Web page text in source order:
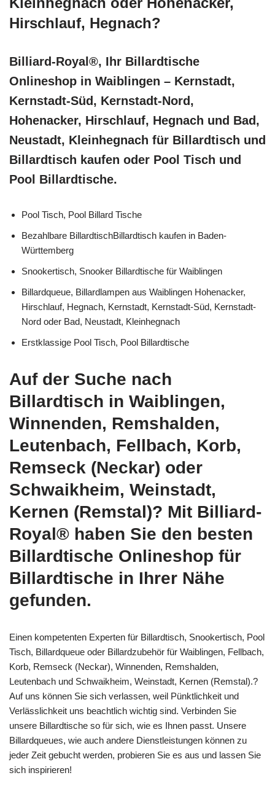
Hirschlauf, Hegnach?
Billiard-Royal®, Ihr Billardtische
Onlineshop in Waiblingen – Kernstadt,
Kernstadt-Süd, Kernstadt-Nord,
Hohenacker, Hirschlauf, Hegnach und Bad,
Neustadt, Kleinhegnach für Billardtisch und
Billardtisch kaufen oder Pool Tisch und
Pool Billardtische.
Pool Tisch, Pool Billard Tische
Bezahlbare BillardtischBillardtisch kaufen in Baden-
Württemberg
Snookertisch, Snooker Billardtische für Waiblingen
Billardqueue, Billardlampen aus Waiblingen Hohenacker,
Hirschlauf, Hegnach, Kernstadt, Kernstadt-Süd, Kernstadt-
Nord oder Bad, Neustadt, Kleinhegnach
Erstklassige Pool Tisch, Pool Billardtische
Auf der Suche nach
Billardtisch in Waiblingen,
Winnenden, Remshalden,
Leutenbach, Fellbach, Korb,
Remseck (Neckar) oder
Schwaikheim, Weinstadt,
Kernen (Remstal)? Mit Billiard-
Royal® haben Sie den besten
Billardtische Onlineshop für
Billardtische in Ihrer Nähe
gefunden.
Einen kompetenten Experten für Billardtisch, Snookertisch, Pool
Tisch, Billardqueue oder Billardzubehör für Waiblingen, Fellbach,
Korb, Remseck (Neckar), Winnenden, Remshalden,
Leutenbach und Schwaikheim, Weinstadt, Kernen (Remstal).?
Auf uns können Sie sich verlassen, weil Pünktlichkeit und
Verlässlichkeit uns beachtlich wichtig sind. Verbinden Sie
unsere Billardtische so für sich, wie es Ihnen passt. Unsere
Billardqueues, wie auch andere Dienstleistungen können zu
jeder Zeit gebucht werden, probieren Sie es aus und lassen Sie
sich inspirieren!